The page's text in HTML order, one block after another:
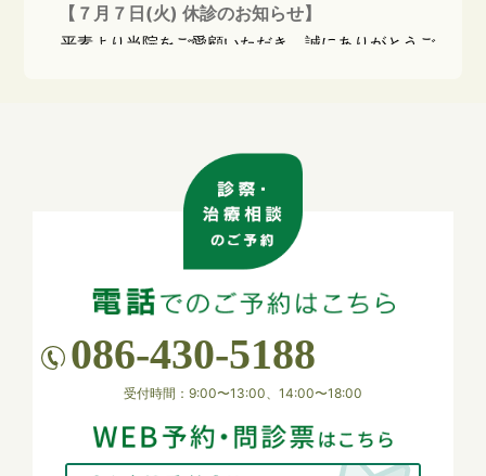
【７月７日(火) 休診のお知らせ】
平素より当院をご愛顧いただき、誠にありがとうご
解とご協力のほどよろしくお願い申し上げます。定
期的に研修会を実施し、より良い医療サービス提供
に努めてまいります。
【ゴールデンウィーク 休診のお知らせ】
休診いたします。
解のほどお願い申し上げます。
2026.01.26
086-430-5188
受付時間：9:00〜13:00、14:00〜18:00